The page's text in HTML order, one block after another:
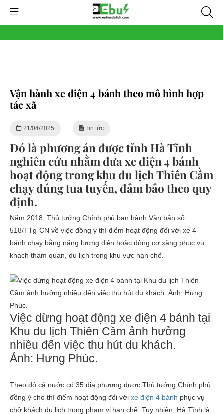
Vận hành xe điện 4 bánh theo mô hình hợp
tác xã
21/04/2025 Tin tức
Đó là phương án được tỉnh Hà Tĩnh
nghiên cứu nhằm đưa xe điện 4 bánh
hoạt động trong khu du lịch Thiên Cầm
chạy đúng tua tuyến, đảm bảo theo quy
định.
Năm 2018, Thủ tướng Chính phủ ban hành Văn bản số
518/TTg-CN về việc đồng ý thí điểm hoạt động đối với xe 4
bánh chạy bằng năng lượng điện hoặc động cơ xăng phục vụ
khách tham quan, du lịch trong khu vực hạn chế.
Việc dừng hoạt động xe điện 4 bánh tại
Khu du lịch Thiên Cầm ảnh hưởng
nhiều đến việc thu hút du khách.
Ảnh: Hưng Phúc.
Theo đó cả nước có 35 địa phương được Thủ tướng Chính phủ
đồng ý cho thí điểm hoạt động đối với xe điện 4 bánh phục vụ
chở khách du lịch trong phạm vi hạn chế. Tuy nhiên, Hà Tĩnh là